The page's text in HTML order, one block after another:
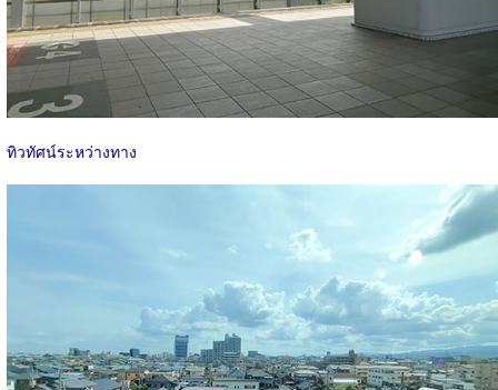
ทิวทัศน์ระหว่างทาง